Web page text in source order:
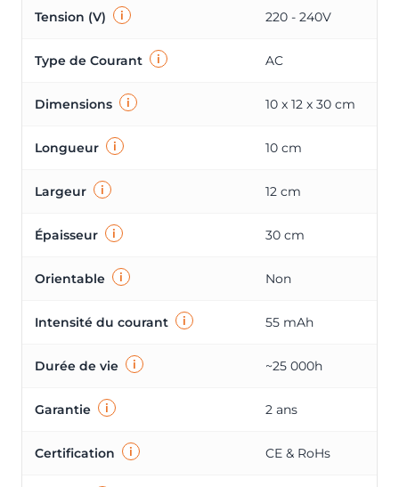
Tension (V) i 220 - 240V
Type de Courant i AC
Dimensions i 10 x 12 x 30 cm
Longueur i 10 cm
Largeur i 12 cm
Épaisseur i 30 cm
Orientable i Non
Intensité du courant i 55 mAh
Durée de vie i ~25 000h
Garantie i 2 ans
Certification i CE & RoHs